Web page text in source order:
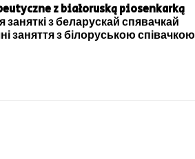
z białoruską piosenkarką
з беларускай спявачкай
з білоруською співачкою